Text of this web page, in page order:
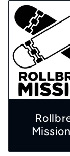
Mission